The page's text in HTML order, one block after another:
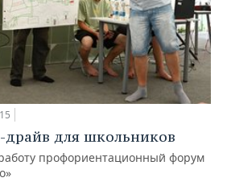
драйв для школьников
профориентационный форум